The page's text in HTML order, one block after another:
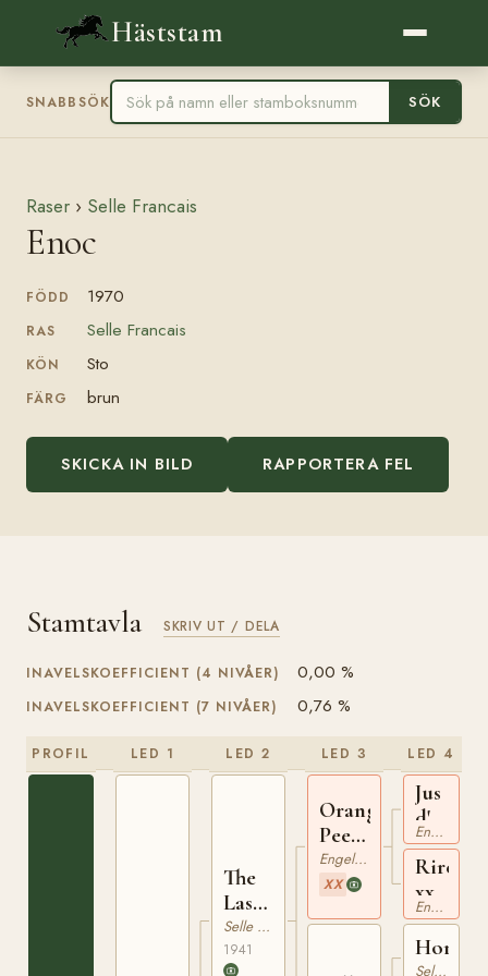
Häststam
SNABBSÖK SÖK
Raser › Selle Francais
Enoc
FÖDD 1970
RAS Selle Francais
KÖN Sto
FÄRG brun
SKICKA IN BILD RAPPORTERA FEL
Stamtavla SKRIV UT / DELA
INAVELSKOEFFICIENT (4 NIVÅER) 0,00 %
INAVELSKOEFFICIENT (7 NIVÅER) 0,76 %
PROFIL LED 1 LED 2
The
Last
Orange
Selle Francais
1941
LED 3
Orange
Peel
xx
Engelskt Fullblod
XX
LED 4
Jus
xxEngelskt Fullblod
Rirette
xx
Engelskt Fullblod
Selle Francais